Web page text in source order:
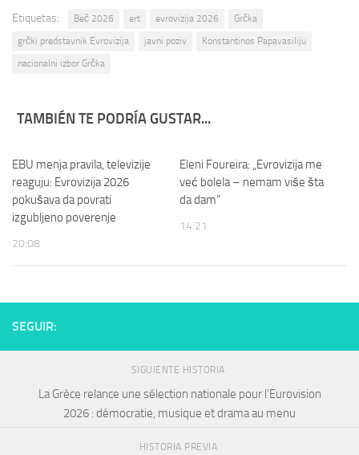
Etiquetas: Beč 2026 ert evrovizija 2026
Grčka
grčki predstavnik Evrovizija
javni poziv
Konstantinos Papavasiliju
nacionalni izbor Grčka
TAMBIÉN TE PODRÍA GUSTAR...
EBU menja pravila, televizije
reaguju: Evrovizija 2026
pokušava da povrati
izgubljeno poverenje
20:08
Eleni Foureira: „Evrovizija me
već bolela – nemam više šta
da dam“
14:21
SEGUIR:
SIGUIENTE HISTORIA
La Grèce relance une sélection nationale pour l’Eurovision
2026 : démocratie, musique et drama au menu
HISTORIA PREVIA